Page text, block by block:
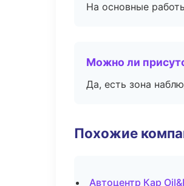
На основные
Можно ли
Да, есть зона
Похожие
Автоцентр Кар